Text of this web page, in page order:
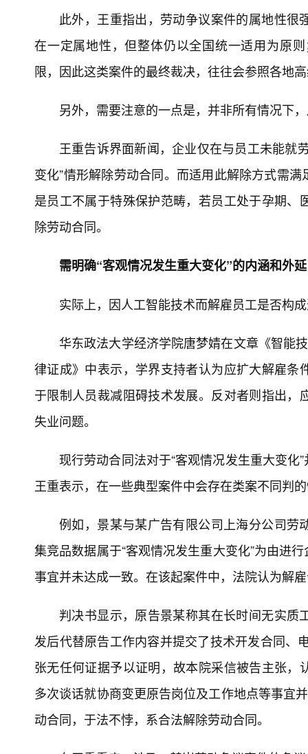
此外，王重指出，劳动争议案件的属地性
在一定属地性，但整体仍以全国统一适用为原
限，因此这类案件的最终裁决，往往会参照各地
另外，需要注意的一点是，并非所有情况下
王重告诉界面新闻，企业仅在与员工未能就
变化”情形解除劳动合同。而适用此解除方式需
是员工不属于特殊保护范畴，若员工处于孕期
除劳动合同。
需明确“客观情况发生重大变化”的内涵和外延
实际上，因人工智能技术而解雇员工是否构
华东政法大学经济学院唐梦婧在文章《智能
律证成》中表示，学界支持者认为应扩大解雇
于限制人员裁减阻碍技术发展。反对者则指出
失业问题。
现行劳动合同法对于“客观情况发生重大变
王重表示，在一些典型案件中会存在类案不同判
例如，景某与某广告有限公司上海分公司
集竞品数据属于“客观情况发生重大变化”为由进
事宜并未达成一致。在该起案件中，法院认为解
判决书显示，原告景某称其在长时间无实
发后代替原告工作内容并提交了技术开发合同、
张无任何证据予以证明，故本院采信被告主张
多次谈话就协商变更原告岗位及工作地点等事宜
动合同，于法不悖，系合法解除劳动合同。